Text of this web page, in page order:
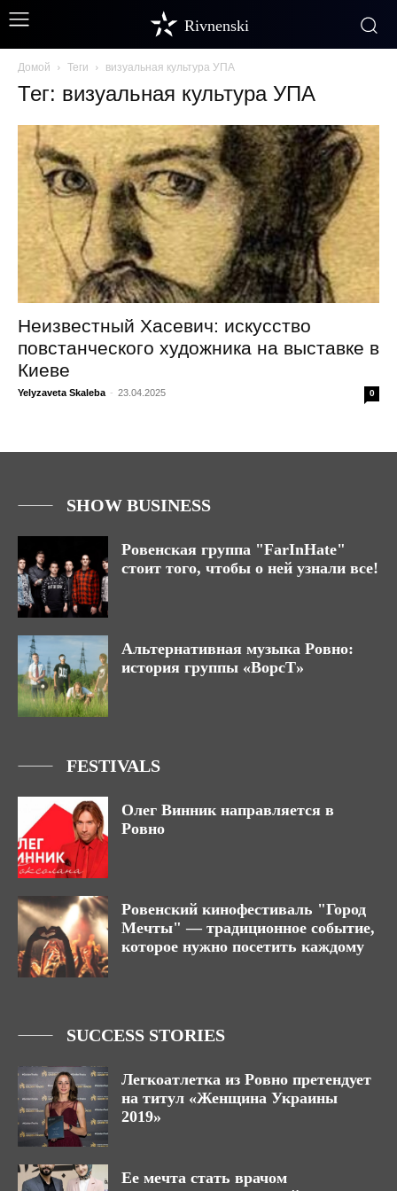
Rivnenski
Домой Теги визуальная культура УПА
Тег: визуальная культура УПА
Неизвестный Хасевич: искусство
повстанческого художника на выставке в
Киеве
Yelyzaveta Skaleba - 23.04.2025 0
SHOW BUSINESS
Ровенская группа "FarInHate"
стоит того, чтобы о ней узнали все!
Альтернативная музыка Ровно:
история группы «ВорсТ»
FESTIVALS
Олег Винник направляется в
Ровно
Ровенский кинофестиваль "Город
Мечты" — традиционное событие,
которое нужно посетить каждому
SUCCESS STORIES
Легкоатлетка из Ровно претендует
на титул «Женщина Украины
2019»
Ее мечта стать врачом